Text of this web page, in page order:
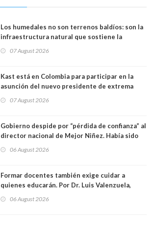
Los humedales no son terrenos baldíos: son la
infraestructura natural que sostiene la
07 August 2026
Kast está en Colombia para participar en la
asunción del nuevo presidente de extrema
07 August 2026
Gobierno despide por “pérdida de confianza” al
director nacional de Mejor Niñez. Había sido
06 August 2026
Formar docentes también exige cuidar a
quienes educarán. Por Dr. Luis Valenzuela,
Académicos U. Católica Silva Henríquez
06 August 2026